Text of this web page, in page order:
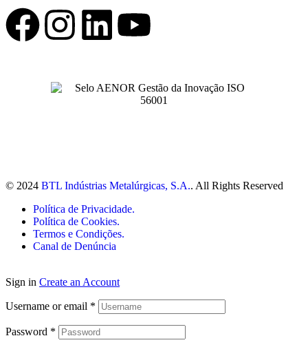
© 2024 BTL Indústrias Metalúrgicas, S.A.. All Rights Reserved
Política de Privacidade.
Política de Cookies.
Termos e Condições.
Canal de Denúncia
Sign in Create an Account
Username or email *
Password *